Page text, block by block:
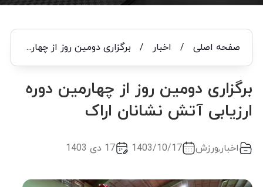
صفحه اصلی/ اخبار / برگزاری دومین روز از چهارمین دوره ارزیابی آتش نشانان اراک
برگزاری دومین روز از چهارمین دوره
ارزیابی آتش نشانان اراک
اخبار,ورزش 1403/10/17 17 دی 1403